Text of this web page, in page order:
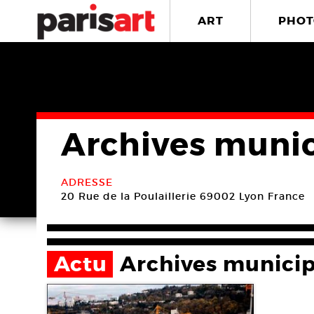
ART
Archives
ADRESSE
20 Rue de la Poulaillerie 69002 Lyon France
Actu Archives